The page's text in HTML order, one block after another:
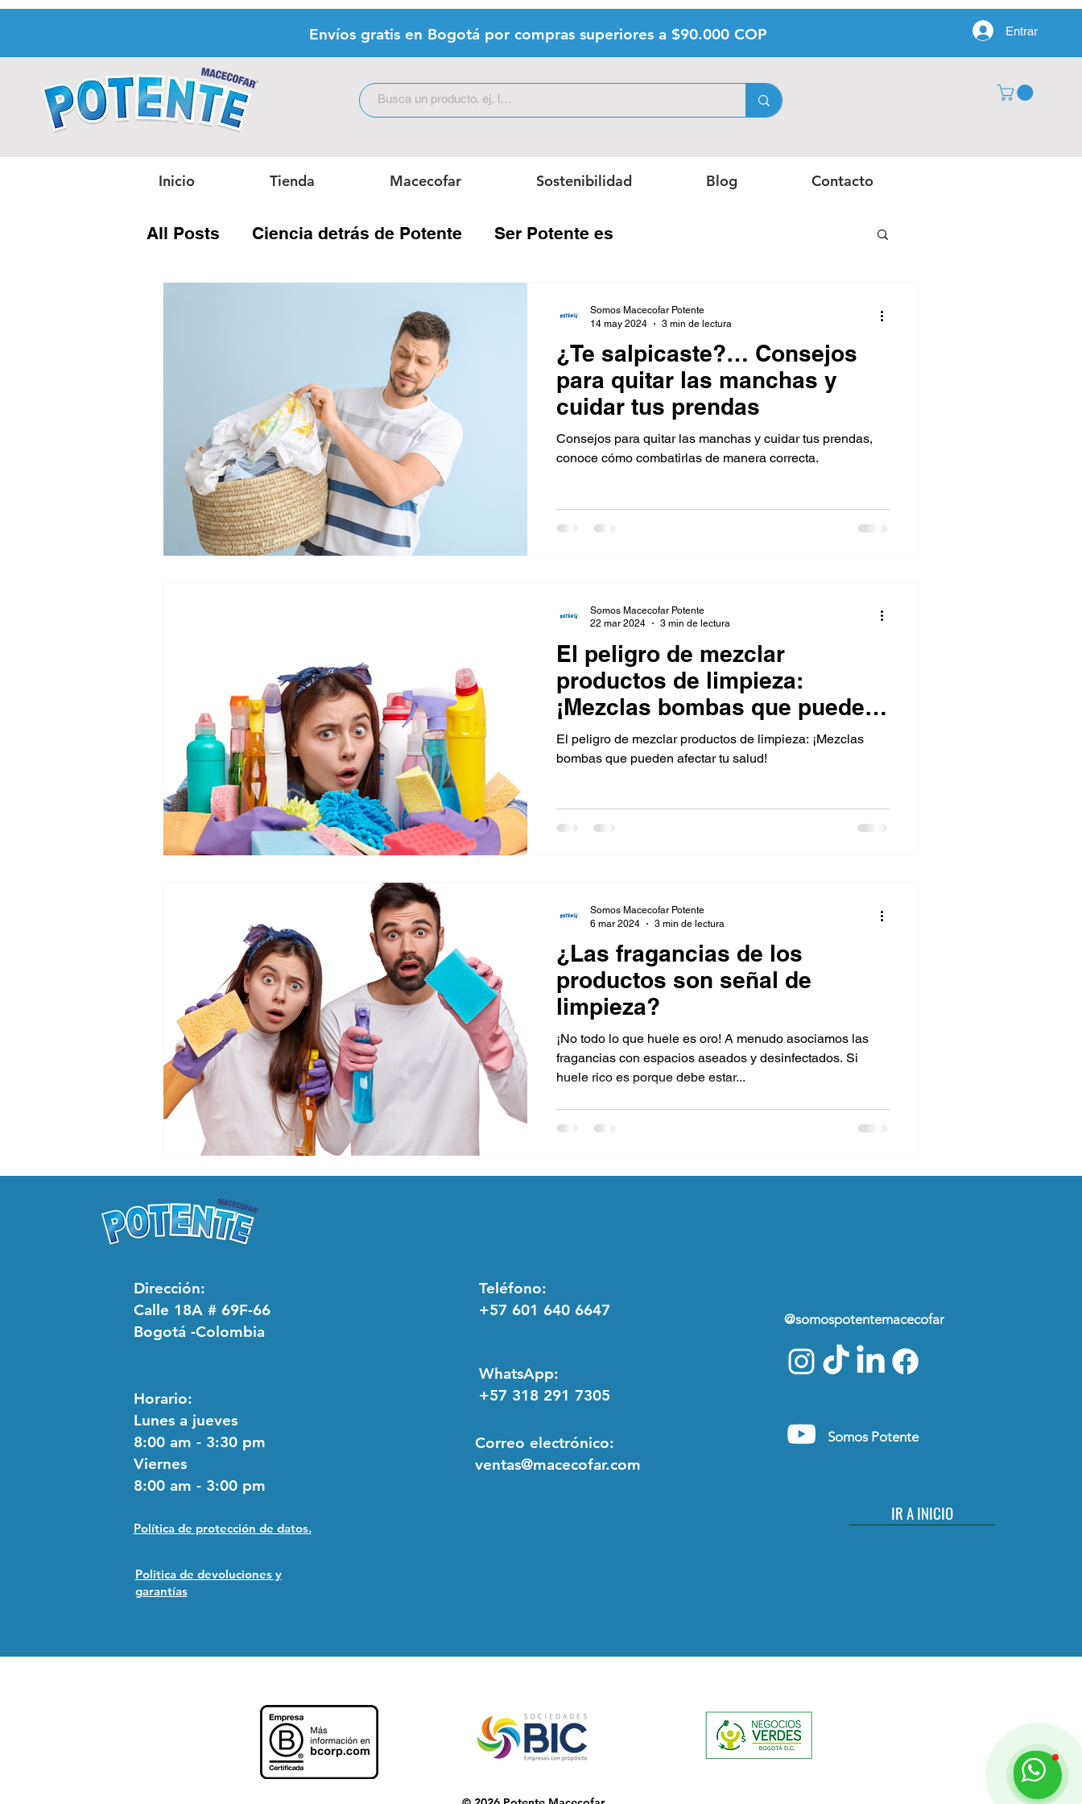
Envíos gratis en Bogotá por compras superiores a $90.000 COP Entrar
Inicio Tienda Macecofar Sostenibilidad Blog Contacto
All Posts Ciencia detrás de Potente Ser Potente es
¿Te salpicaste?… Consejos
para quitar las manchas y
cuidar tus prendas
Consejos para quitar las manchas y cuidar tus prendas,
conoce cómo combatirlas de manera correcta.
Somos Macecofar Potente
14 may 2024
3 min de lectura
El peligro de mezclar
productos de limpieza:
¡Mezclas bombas que pueden
afectar tu salud!
El peligro de mezclar productos de limpieza: ¡Mezclas
bombas que pueden afectar tu salud!
Somos Macecofar Potente
22 mar 2024
3 min de lectura
¿Las fragancias de los
productos son señal de
limpieza?
¡No todo lo que huele es oro! A menudo asociamos las
fragancias con espacios aseados y desinfectados. Si
huele rico es porque debe estar...
Somos Macecofar Potente
6 mar 2024
3 min de lectura
Dirección:
Calle 18A # 69F-66
Bogotá -Colombia
Horario:
Lunes a jueves
8:00 am - 3:30 pm
Viernes
8:00 am - 3:00 pm
Política de protección de datos.
Politica de devoluciones y
garantías
Teléfono:
+57 601 640 6647
WhatsApp:
+57 318 291 7305
Correo electrónico:
ventas@macecofar.com
@somospotentemacecofar
Somos Potente
IR A INICIO